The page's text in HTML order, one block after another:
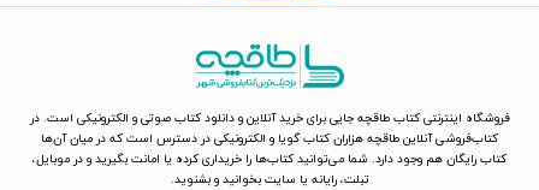
فروشگاه اینترنتی کتاب طاقچه جایی برای خرید آنلاین و دانلود کتاب صوتی و الکترونیکی است. در
کتاب‌فروشی آنلاین طاقچه هزاران کتاب گویا و الکترونیکی در دسترس است که در میان آن‌ها
کتاب رایگان هم وجود دارد. شما می‌توانید کتاب‌ها را خریداری کرده یا امانت بگیرید و در موبایل،
تبلت، رایانه یا سایت بخوانید و بشنوید.